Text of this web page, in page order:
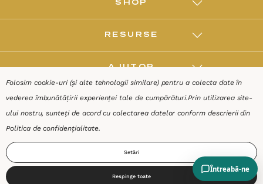
SHOP
RESURSE
AJUTOR
DESPRE
Folosim cookie-uri (și alte tehnologii similare) pentru a colecta date în
vederea îmbunătățirii experienței tale de cumpărături.Prin utilizarea site-
ului nostru, sunteți de acord cu colectarea datelor conform descrierii din
Politica de confidențialitate.
Setări
Respinge toate